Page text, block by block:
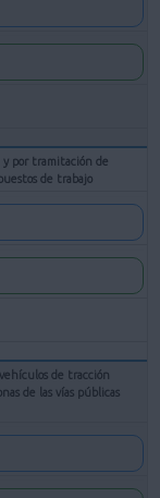
y por tramitación de
de trabajo
de tracción
de las vías públicas